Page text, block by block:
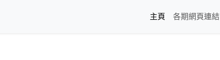
主頁
各期網頁連結